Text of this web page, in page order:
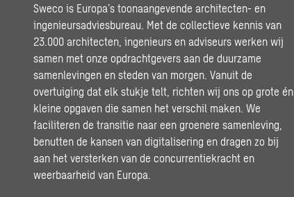
Sweco is Europa’s toonaangevende architecten- en
ingenieursadviesbureau. Met de collectieve kennis van
23.000 architecten, ingenieurs en adviseurs werken wij
samen met onze opdrachtgevers aan de duurzame
samenlevingen en steden van morgen. Vanuit de
overtuiging dat elk stukje telt, richten wij ons op grote én
kleine opgaven die samen het verschil maken. We
faciliteren de transitie naar een groenere samenleving,
benutten de kansen van digitalisering en dragen zo bij
aan het versterken van de concurrentiekracht en
weerbaarheid van Europa.